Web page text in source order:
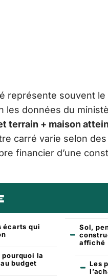
représente souvent
les données du
terrain + maison
carré varie selon
financier d’une
écarts qui
la
budget
Sol,
affiché
Les